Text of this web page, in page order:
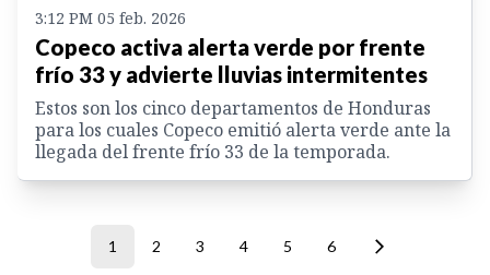
3:12 PM 05 feb. 2026
Copeco activa alerta verde por frente
frío 33 y advierte lluvias intermitentes
Estos son los cinco departamentos de Honduras
para los cuales Copeco emitió alerta verde ante la
llegada del frente frío 33 de la temporada.
1 2 3 4 5 6